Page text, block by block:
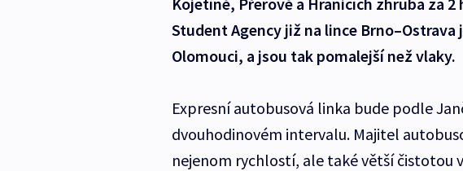
Student Agency již na lince
Olomouci, a jsou tak pomalejší než vlaky.
Expresní autobusová linka bude podle
dvouhodinovém intervalu. Majitel
nejenom rychlostí, ale také větší čistotou